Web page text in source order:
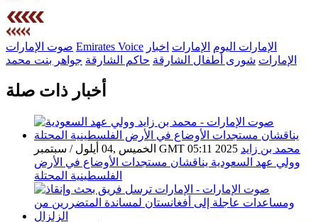
صوت الإمارات Emirates Voice الإمارات اليوم الإمارات اخبار
الإمارات شورى أطفال الشارقة حاكم الشارقة جواهر بنت محمد
أخبار ذات صلة
الخميس ,04 أيلول / سبتمبر GMT 05:11 2025 محمد بن زايد
وولي عهد السعودية يناقشان مستجدات الأوضاع في الأرض
الفلسطينية المحتلة